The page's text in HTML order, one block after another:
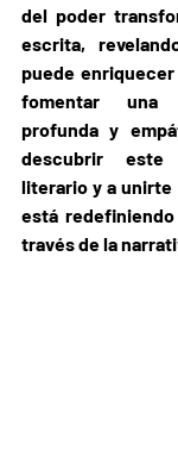
del poder
escrita,
puede
fomentar una
profunda y
descubrir este
literario y a unirte
está
través de la